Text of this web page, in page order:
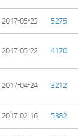
2017-05-23 5275
2017-05-22 4170
2017-04-24 3212
2017-02-16 5382